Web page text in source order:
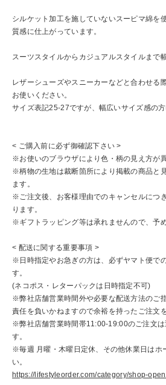
シルケット加工を施していないスーピマ綿を
質感に仕上がっています。
スーツスタイルからカジュアルスタイルまで
レザーシューズやスニーカーなどと合わせる
お使いください。
サイズ表記25-27ですが、幅広いサイズ感の方
< ご購入前に必ず御確認下さい >
※お使いのブラウザにより色・柄の見え方が
※柄物の生地は裁断箇所により掲載の商品と
ます。
※ご注文後、お客様理由でのキャンセルにつ
ります。
※ギフトラッピング等は承れませんので、予
< 配送に関する重要事項 >
※日時指定やお急ぎの方は、必ずヤマト便で
す。
(ネコポス・レターパックは日時指定不可)
※弊社店舗営業時間外や必要な配送方法のご
責任を負いかねますので余裕を持ったご注文
※弊社店舗営業時間帯11:00-19:00のご注文は
す。
※毎週 月曜・木曜日定休、その他休業日はホ
い。
https://lifestyleorder.com/category/shop-